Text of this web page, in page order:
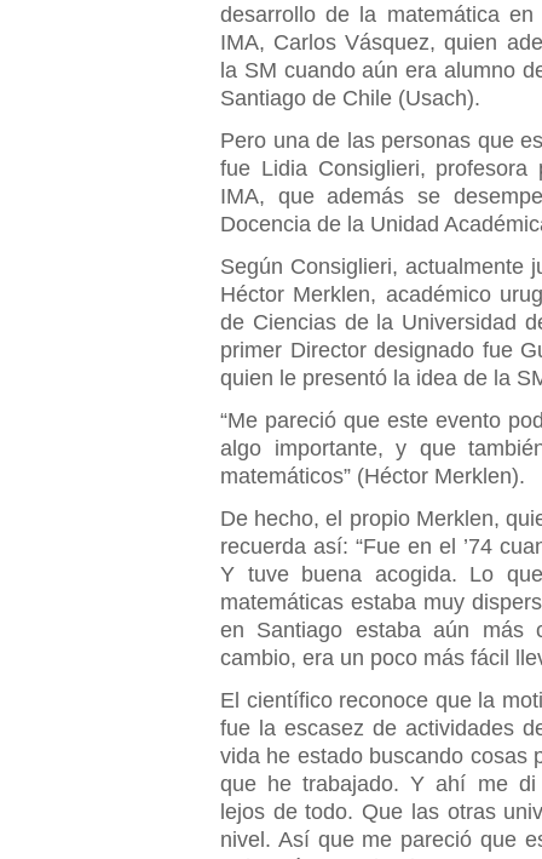
desarrollo de la matemática
IMA, Carlos Vásquez, quien
la SM cuando aún era alumno
Santiago de Chile (Usach).
Pero una de las personas que
fue Lidia Consiglieri,
IMA, que además se
Docencia de la Unidad
Según Consiglieri, actualmente
Héctor Merklen, académico
de Ciencias de la Universidad
primer Director designado fue
quien le presentó la idea de la
“Me pareció que este evento
algo importante, y que
matemáticos” (Héctor Merklen).
De hecho, el propio Merklen,
recuerda así: “Fue en el ’74
Y tuve buena acogida. Lo
matemáticas estaba muy
en Santiago estaba aún más
cambio, era un poco más fácil
El científico reconoce que la
fue la escasez de actividades
vida he estado buscando cosas
que he trabajado. Y ahí me di
lejos de todo. Que las otras
nivel. Así que me pareció que